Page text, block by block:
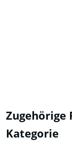
Zugehörige
Kategorie